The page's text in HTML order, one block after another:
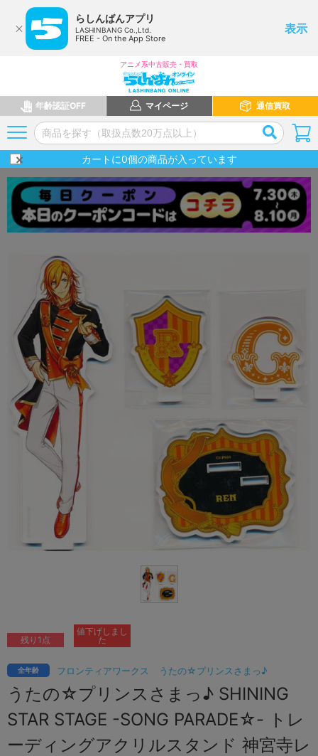
らしんばんアプリ
LASHINBANG Co.,Ltd.
FREE - On the App Store
表示
アニメ系中古販売・買取
年齢認証OFF マイページ 通信買取
カートに0個の商品が入っています
フロンティアワークス うたの☆プリンスさまっ♪
全年齢
うたの☆プリンスさまっ♪ SHINING
STAR STAGE -SONG PARADE☆- トレ
ーディングアクリルスタンド 神宮寺レ
残り1点
値下げしまし
た